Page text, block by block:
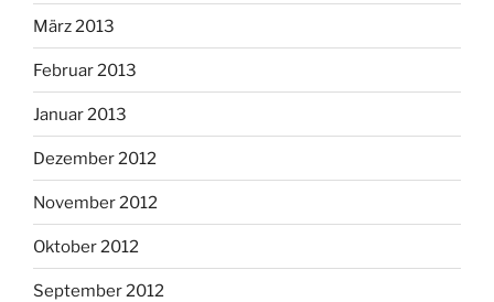
März 2013
Februar 2013
Januar 2013
Dezember 2012
November 2012
Oktober 2012
September 2012